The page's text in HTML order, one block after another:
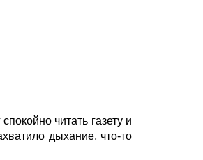
читать газету и
дыхание, что-то